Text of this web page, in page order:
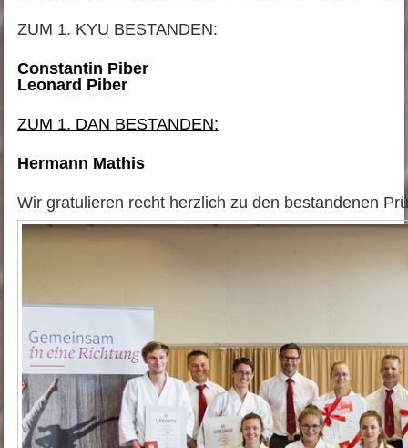
ZUM 1. KYU BESTANDEN:
Constantin Piber
Leonard Piber
ZUM 1. DAN BESTANDEN:
Hermann Mathis
Wir gratulieren recht herzlich zu den bestandenen